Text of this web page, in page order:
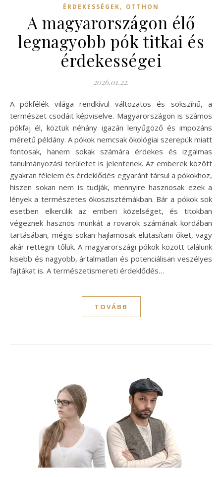
ÉRDEKESSÉGEK, OTTHON
A magyarországon élő
legnagyobb pók titkai és
érdekességei
2026.01.22.
A pókfélék világa rendkívül változatos és sokszínű, a
természet csodáit képviselve. Magyarországon is számos
pókfaj él, köztük néhány igazán lenyűgöző és impozáns
méretű példány. A pókok nemcsak ökológiai szerepük miatt
fontosak, hanem sokak számára érdekes és izgalmas
tanulmányozási területet is jelentenek. Az emberek között
gyakran félelem és érdeklődés egyaránt társul a pókokhoz,
hiszen sokan nem is tudják, mennyire hasznosak ezek a
lények a természetes ökoszisztémákban. Bár a pókok sok
esetben elkerülik az emberi közelséget, és titokban
végeznek hasznos munkát a rovarok számának kordában
tartásában, mégis sokan hajlamosak elutasítani őket, vagy
akár rettegni tőlük. A magyarországi pókok között találunk
kisebb és nagyobb, ártalmatlan és potenciálisan veszélyes
fajtákat is. A természetismereti érdeklődés…
TOVÁBB